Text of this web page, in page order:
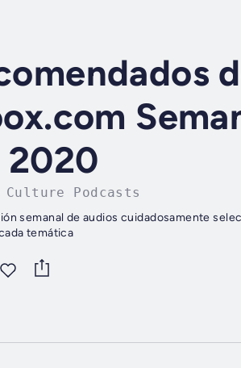
2020
Podcasts
semanal de audios cuidadosamente
temática